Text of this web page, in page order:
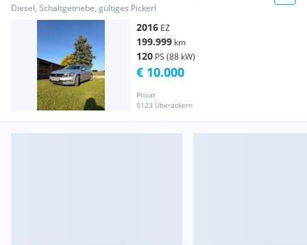
Diesel, Schaltgetriebe, gültiges Pickerl
2016 EZ
199.999 km
120 PS (88 kW)
Privat
5123 Überackern
€ 10.000